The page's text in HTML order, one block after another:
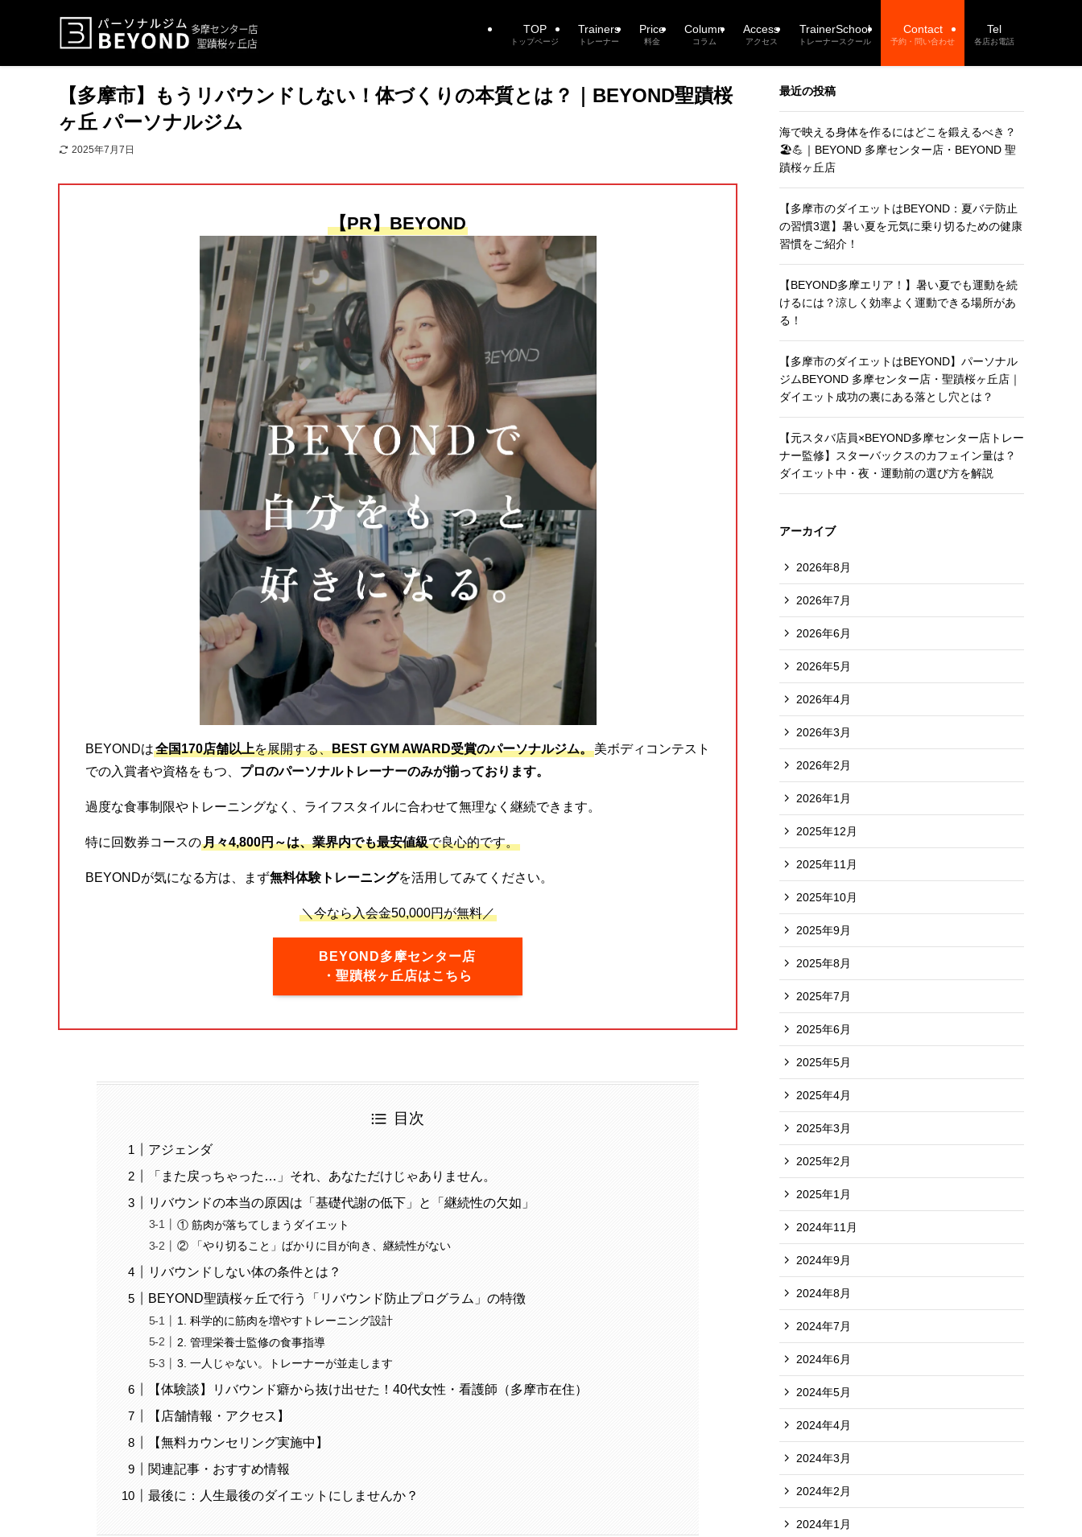
TOP
トップページ
Trainers
トレーナー
Price
料金
Column
コラム
Access
アクセス
TrainerSchool
トレーナースクール
Contact
予約・問い合わせ
Tel
各店お電話
【多摩市】もうリバウンドしない！体づくりの本質とは？｜BEYOND聖蹟桜
ヶ丘 パーソナルジム
2025年7月7日
【PR】BEYOND
BEYONDは全国170店舗以上を展開する、BEST GYM AWARD受賞のパーソナルジム。美ボディコンテスト
での入賞者や資格をもつ、 プロのパーソナルトレーナーのみが揃っております。
過度な食事制限やトレーニングなく、ライフスタイルに合わせて無理なく継続できます。
特に回数券コースの月々4,800円～は、業界内でも最安値級で良心的です。
BEYONDが気になる方は、まず無料体験トレーニングを活用してみてください。
＼今なら入会金50,000円が無料／
BEYOND多摩センター店
・聖蹟桜ヶ丘店はこちら
目次
アジェンダ
「また戻っちゃった…」それ、あなただけじゃありません。
リバウンドの本当の原因は「基礎代謝の低下」と「継続性の欠如」
① 筋肉が落ちてしまうダイエット
② 「やり切ること」ばかりに目が向き、継続性がない
リバウンドしない体の条件とは？
BEYOND聖蹟桜ヶ丘で行う「リバウンド防止プログラム」の特徴
1. 科学的に筋肉を増やすトレーニング設計
2. 管理栄養士監修の食事指導
3. 一人じゃない。トレーナーが並走します
【体験談】リバウンド癖から抜け出せた！40代女性・看護師（多摩市在住）
【店舗情報・アクセス】
【無料カウンセリング実施中】
関連記事・おすすめ情報
最後に：人生最後のダイエットにしませんか？
最近の投稿
海で映える身体を作るにはどこを鍛えるべき？
🏖️💪｜BEYOND 多摩センター店・BEYOND 聖
蹟桜ヶ丘店
【多摩市のダイエットはBEYOND：夏バテ防止
の習慣3選】暑い夏を元気に乗り切るための健康
習慣をご紹介！
【BEYOND多摩エリア！】暑い夏でも運動を続
けるには？涼しく効率よく運動できる場所があ
る！
【多摩市のダイエットはBEYOND】パーソナル
ジムBEYOND 多摩センター店・聖蹟桜ヶ丘店｜
ダイエット成功の裏にある落とし穴とは？
【元スタバ店員×BEYOND多摩センター店トレー
ナー監修】スターバックスのカフェイン量は？
ダイエット中・夜・運動前の選び方を解説
アーカイブ
2026年8月
2026年7月
2026年6月
2026年5月
2026年4月
2026年3月
2026年2月
2026年1月
2025年12月
2025年11月
2025年10月
2025年9月
2025年8月
2025年7月
2025年6月
2025年5月
2025年4月
2025年3月
2025年2月
2025年1月
2024年11月
2024年9月
2024年8月
2024年7月
2024年6月
2024年5月
2024年4月
2024年3月
2024年2月
2024年1月